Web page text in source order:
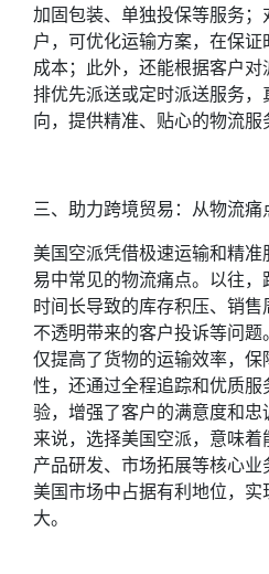
加固包装、单独投保等服务
户，可优化运输方案，在保
成本；此外，还能根据客户
排优先派送或定时派送服务
向，提供精准、贴心的物流服
三、助力跨境贸易：从物流痛
美国空派凭借极速运输和精
易中常见的物流痛点。以往
时间长导致的库存积压、销
不透明带来的客户投诉等问
仅提高了货物的运输效率，
性，还通过全程追踪和优质
验，增强了客户的满意度和
来说，选择美国空派，意味
产品研发、市场拓展等核心
美国市场中占据有利地位，
大。